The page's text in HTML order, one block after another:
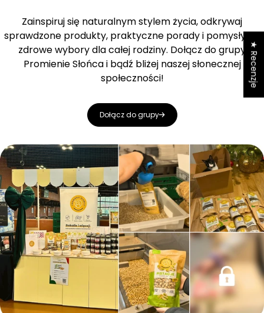
Zainspiruj się naturalnym stylem życia, odkrywaj
sprawdzone produkty, praktyczne porady i pomysły na
zdrowe wybory dla całej rodziny. Dołącz do grupy
Promienie Słońca i bądź bliżej naszej słonecznej
społeczności!
Dołącz do grupy
★ Recenzje